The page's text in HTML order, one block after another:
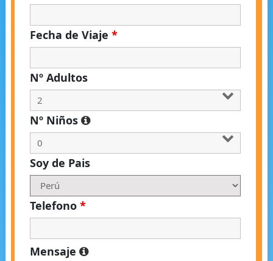
Fecha de Viaje *
Nº Adultos
Nº Niños
Soy de Pais
Telefono *
Mensaje